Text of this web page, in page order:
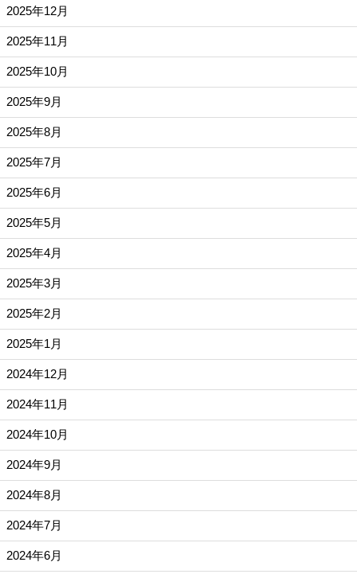
2025年12月
2025年11月
2025年10月
2025年9月
2025年8月
2025年7月
2025年6月
2025年5月
2025年4月
2025年3月
2025年2月
2025年1月
2024年12月
2024年11月
2024年10月
2024年9月
2024年8月
2024年7月
2024年6月